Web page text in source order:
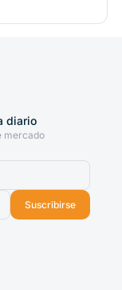
diario
mercado
Suscribirse